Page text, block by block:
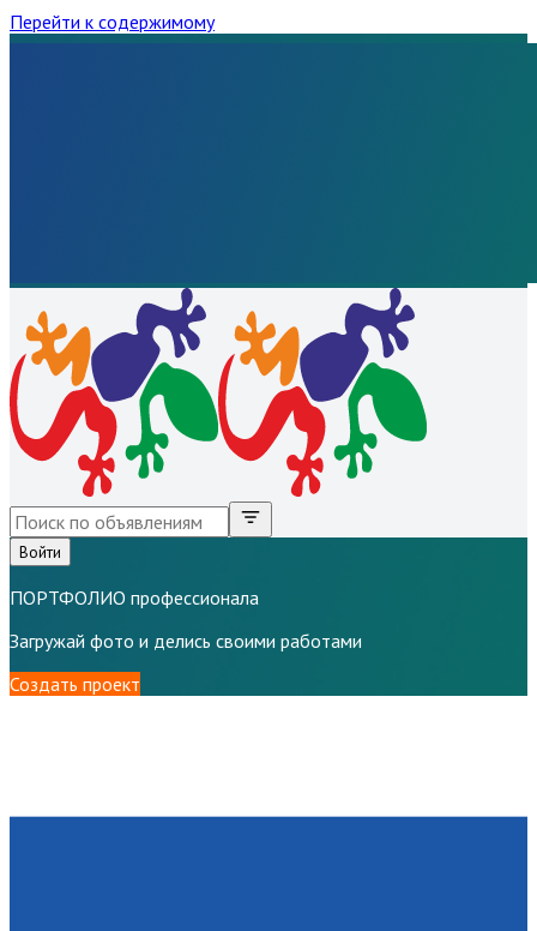
Перейти к содержимому
Войти
ПОРТФОЛИО профессионала
Загружай фото и делись своими работами
Создать проект